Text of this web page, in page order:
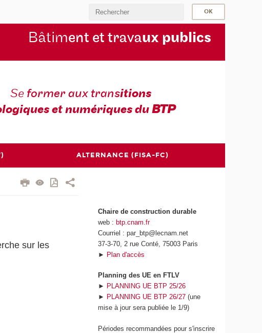
Bâtiment et travaux publics
Se former aux transitions
et numériques duBTP
ALTERNANCE (FISA-FC)
sur les
Chaire de construction durable
web :btp.cnam.fr
Courriel : par_btp@lecnam.net
37-3-70, 2 rue Conté, 75003 Paris
► Plan d'accès
Planning des UE en FTLV
► PLANNING UE BTP 25/26
► PLANNING UE BTP 26/27 (une
mise à jour sera publiée le 1/9)
Périodes recommandées pour s'inscrire